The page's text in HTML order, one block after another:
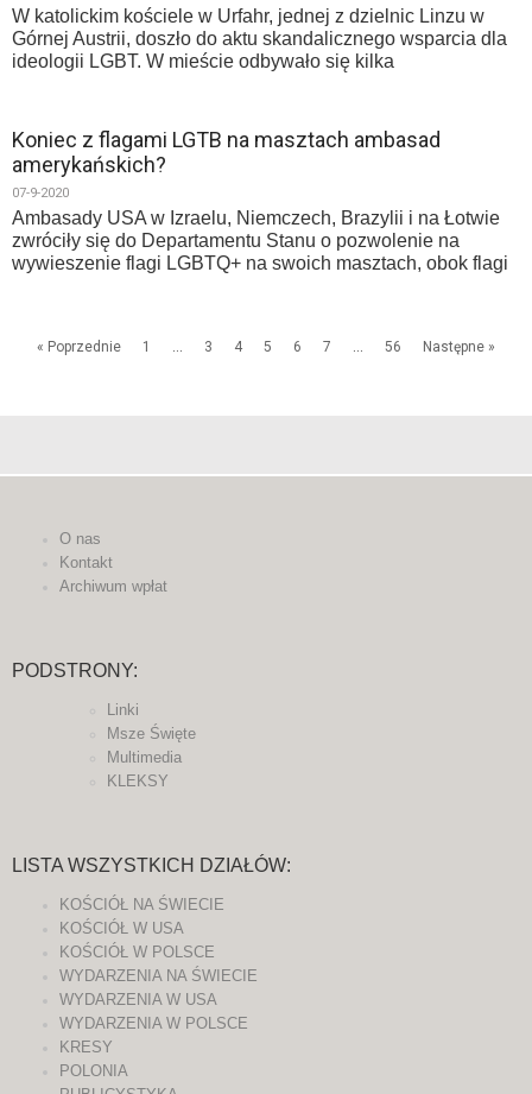
W katolickim kościele w Urfahr, jednej z dzielnic Linzu w
Górnej Austrii, doszło do aktu skandalicznego wsparcia dla
ideologii LGBT. W mieście odbywało się kilka
Koniec z flagami LGTB na masztach ambasad
amerykańskich?
07-9-2020
Ambasady USA w Izraelu, Niemczech, Brazylii i na Łotwie
zwróciły się do Departamentu Stanu o pozwolenie na
wywieszenie flagi LGBTQ+ na swoich masztach, obok flagi
« Poprzednie 1 … 3 4 5 6 7 … 56 Następne »
O nas
Kontakt
Archiwum wpłat
PODSTRONY:
Linki
Msze Święte
Multimedia
KLEKSY
LISTA WSZYSTKICH DZIAŁÓW:
KOŚCIÓŁ NA ŚWIECIE
KOŚCIÓŁ W USA
KOŚCIÓŁ W POLSCE
WYDARZENIA NA ŚWIECIE
WYDARZENIA W USA
WYDARZENIA W POLSCE
KRESY
POLONIA